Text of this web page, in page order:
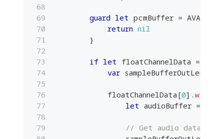
guard let pcmBuffer =
return nil
}
if let floatChannelData =
var sampleBufferOutLen
            floatChannelData
[0] .
let audioBuffer =
// Get audio data